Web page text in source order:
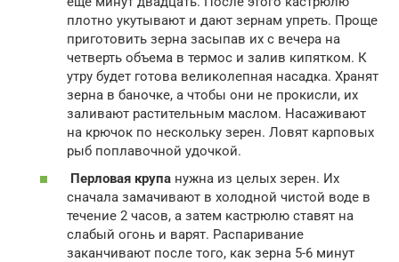
плотно укутывают и дают зернам упреть. Проще
приготовить зерна засыпав их с вечера на
четверть объема в термос и залив кипятком. К
утру будет готова великолепная насадка. Хранят
зерна в баночке, а чтобы они не прокисли, их
заливают растительным маслом. Насаживают
на крючок по нескольку зерен. Ловят карповых
рыб поплавочной удочкой.
Перловая крупа нужна из целых зерен. Их
сначала замачивают в холодной чистой воде в
течение 2 часов, а затем кастрюлю ставят на
слабый огонь и варят. Распаривание
заканчивают после того, как зерна 5-6 минут